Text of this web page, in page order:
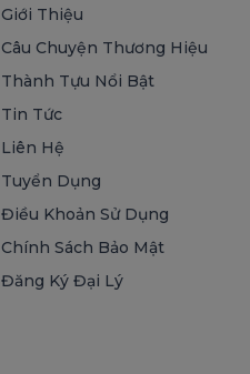
Giới Thiệu
Câu Chuyện Thương Hiệu
Thành Tựu Nổi Bật
Tin Tức
Liên Hệ
Tuyển Dụng
Điều Khoản Sử Dụng
Chính Sách Bảo Mật
Đăng Ký Đại Lý